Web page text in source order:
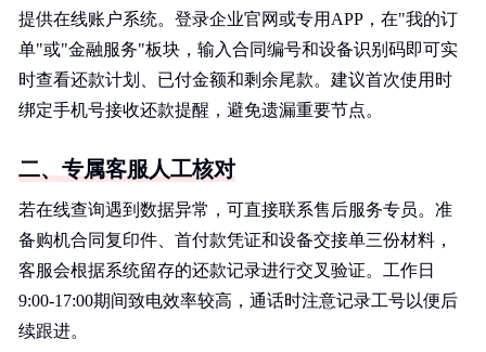
提供在线账户系统。登录企业官网或专用APP，在"我的订
单"或"金融服务"板块，输入合同编号和设备识别码即可实
时查看还款计划、已付金额和剩余尾款。建议首次使用时
绑定手机号接收还款提醒，避免遗漏重要节点。
二、专属客服人工核对
若在线查询遇到数据异常，可直接联系售后服务专员。准
备购机合同复印件、首付款凭证和设备交接单三份材料，
客服会根据系统留存的还款记录进行交叉验证。工作日
9:00-17:00期间致电效率较高，通话时注意记录工号以便后
续跟进。